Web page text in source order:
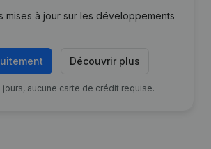
mises à jour sur les développements
Découvrir plus
jours, aucune carte de crédit requise.